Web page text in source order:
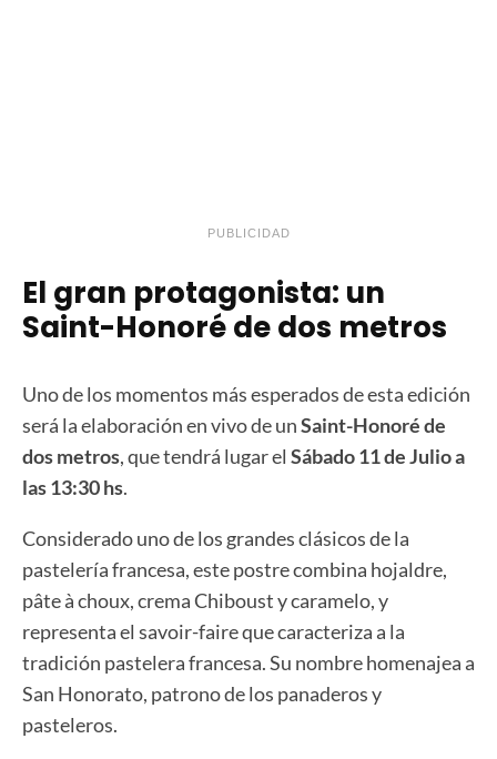
PUBLICIDAD
El gran protagonista: un
Saint-Honoré de dos metros
Uno de los momentos más esperados de esta edición
será la elaboración en vivo de unSaint-Honoré de
dos metros, que tendrá lugar el Sábado 11 de Julio a
las 13:30 hs.
Considerado uno de los grandes clásicos de la
pastelería francesa, este postre combina hojaldre,
pâte à choux, crema Chiboust y caramelo, y
representa el savoir-faire que caracteriza a la
tradición pastelera francesa. Su nombre homenajea a
San Honorato, patrono de los panaderos y
pasteleros.